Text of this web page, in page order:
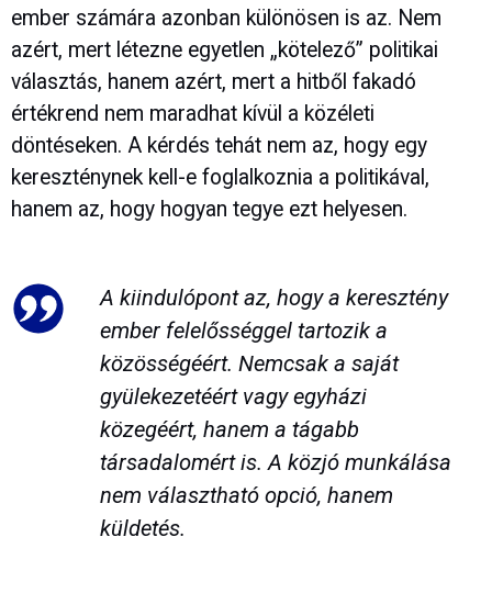
ember számára azonban különösen is az. Nem
azért, mert létezne egyetlen „kötelező” politikai
választás, hanem azért, mert a hitből fakadó
értékrend nem maradhat kívül a közéleti
döntéseken. A kérdés tehát nem az, hogy egy
kereszténynek kell-e foglalkoznia a politikával,
hanem az, hogy hogyan tegye ezt helyesen.
A kiindulópont az, hogy a keresztény
ember felelősséggel tartozik a
közösségéért. Nemcsak a saját
gyülekezetéért vagy egyházi
közegéért, hanem a tágabb
társadalomért is. A közjó munkálása
nem választható opció, hanem
küldetés.